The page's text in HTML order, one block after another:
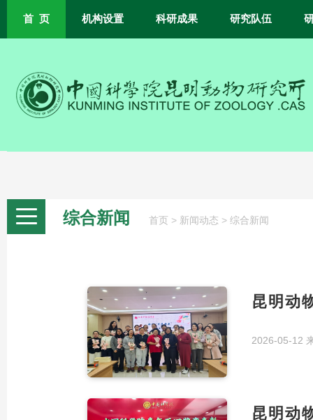
首 页 机构设置 科研成果 研究队伍
综合新闻 首页 > 新闻动态 > 综合新闻
昆明动
2026-05-12
昆明动